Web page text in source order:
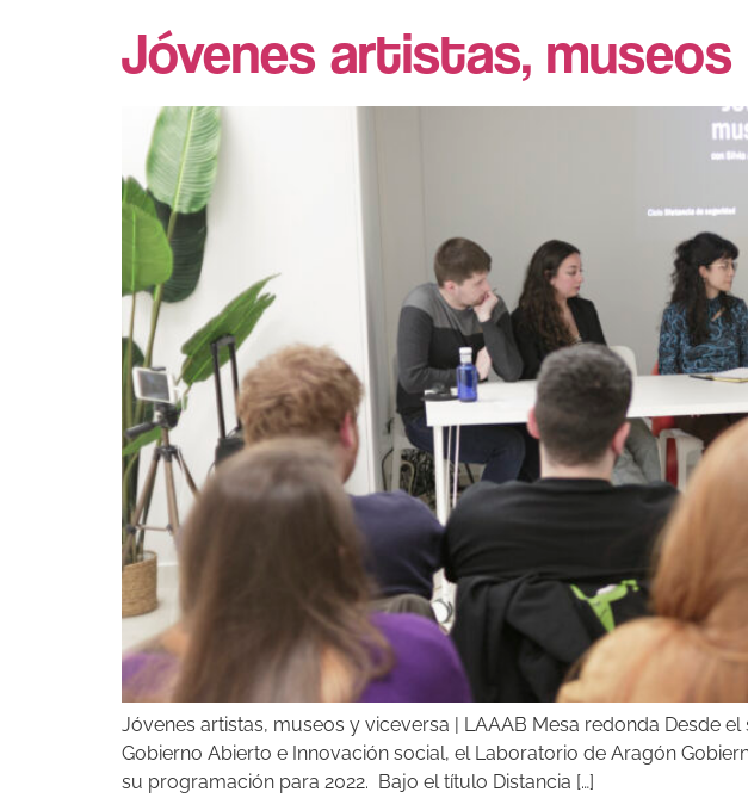
Jóvenes artistas,
Jóvenes artistas, museos y viceversa | LAAAB Mesa redonda Desde
Gobierno Abierto e Innovación social, el Laboratorio de Aragón
su programación para 2022. Bajo el título Distancia […]